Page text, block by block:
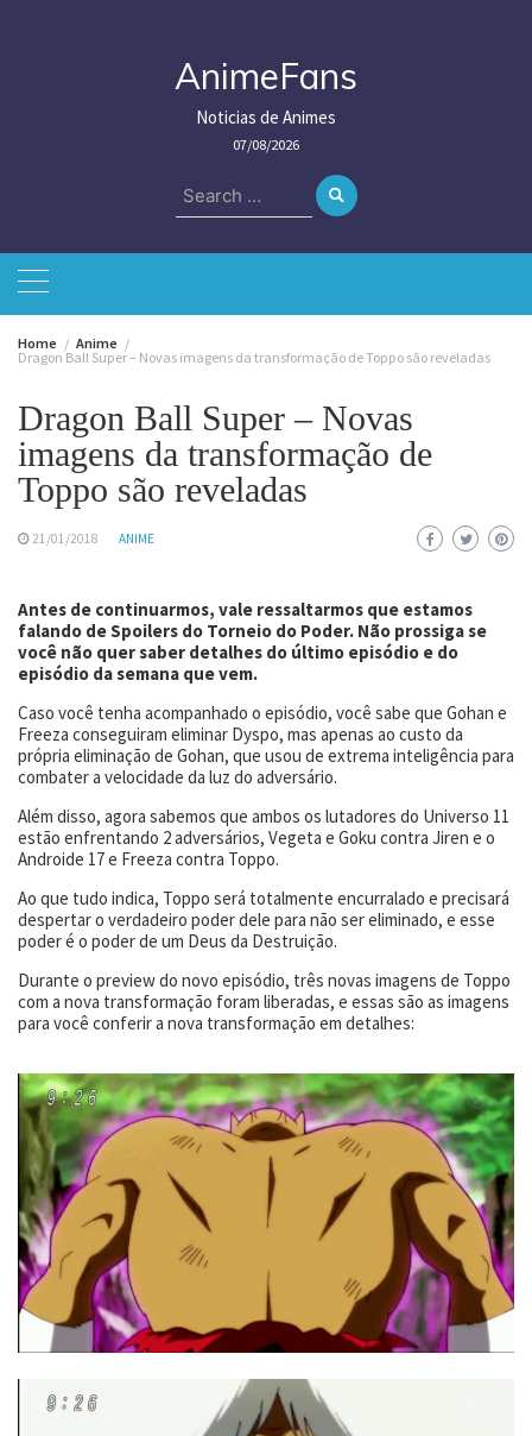
AnimeFans
Noticias de Animes
07/08/2026
Search
for:
Home
Anime
Dragon Ball Super – Novas imagens da transformação de Toppo são reveladas
Dragon Ball Super – Novas
imagens da transformação de
Toppo são reveladas
21/01/2018 ANIME
Antes de continuarmos, vale ressaltarmos que estamos
falando de Spoilers do Torneio do Poder. Não prossiga se
você não quer saber detalhes do último episódio e do
episódio da semana que vem.
Caso você tenha acompanhado o episódio, você sabe que Gohan e
Freeza conseguiram eliminar Dyspo, mas apenas ao custo da
própria eliminação de Gohan, que usou de extrema inteligência para
combater a velocidade da luz do adversário.
Além disso, agora sabemos que ambos os lutadores do Universo 11
estão enfrentando 2 adversários, Vegeta e Goku contra Jiren e o
Androide 17 e Freeza contra Toppo.
Ao que tudo indica, Toppo será totalmente encurralado e precisará
despertar o verdadeiro poder dele para não ser eliminado, e esse
poder é o poder de um Deus da Destruição.
Durante o preview do novo episódio, três novas imagens de Toppo
com a nova transformação foram liberadas, e essas são as imagens
para você conferir a nova transformação em detalhes: